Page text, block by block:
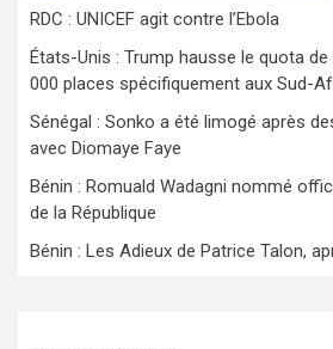
RDC : UNICEF agit contre l’Ebola
États-Unis : Trump hausse le quota
000 places spécifiquement aux Sud-
Sénégal : Sonko a été limogé après
avec Diomaye Faye
Bénin : Romuald Wadagni nommé
de la République
Bénin : Les Adieux de Patrice Talon,